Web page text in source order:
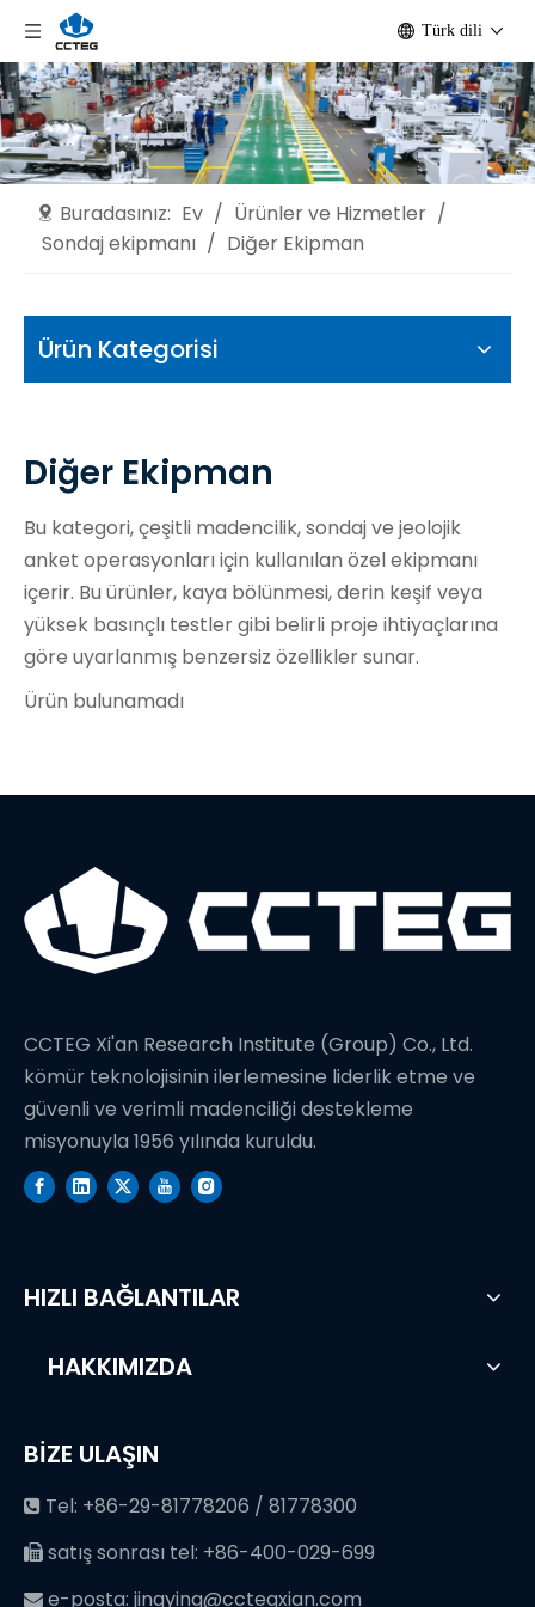
Türk dili
Buradasınız: Ev / Ürünler ve Hizmetler /
Sondaj ekipmanı / Diğer Ekipman
Ürün Kategorisi
Diğer Ekipman
Bu kategori, çeşitli madencilik, sondaj ve jeolojik
anket operasyonları için kullanılan özel ekipmanı
içerir. Bu ürünler, kaya bölünmesi, derin keşif veya
yüksek basınçlı testler gibi belirli proje ihtiyaçlarına
göre uyarlanmış benzersiz özellikler sunar.
Ürün bulunamadı
CCTEG Xi'an Research Institute (Group) Co., Ltd.
kömür teknolojisinin ilerlemesine liderlik etme ve
güvenli ve verimli madenciliği destekleme
misyonuyla 1956 yılında kuruldu.
HIZLI BAĞLANTILAR
HAKKIMIZDA
BİZE ULAŞIN
 Tel: +86-29-81778206 / 81778300
 satış sonrası tel: +86-400-029-699
 e-posta: jingying@cctegxian.com